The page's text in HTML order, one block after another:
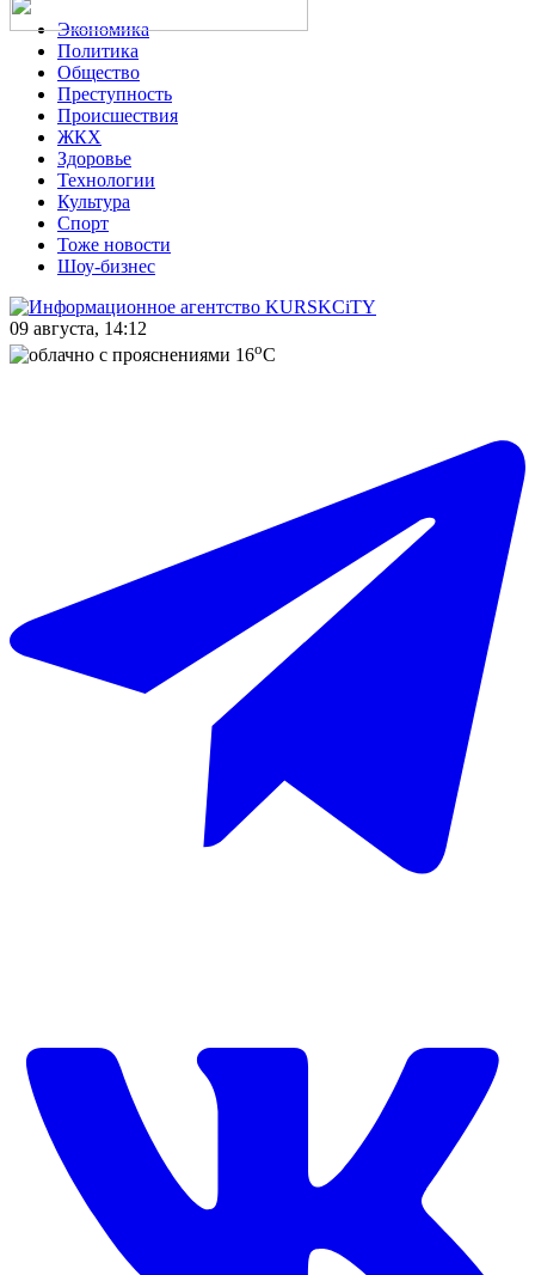
Экономика
Политика
Общество
Преступность
Происшествия
ЖКХ
Здоровье
Технологии
Культура
Спорт
Тоже новости
Шоу-бизнес
09 августа, 14:12
16oC